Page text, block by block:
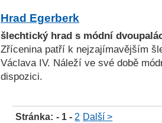
Hrad Egerberk
šlechtický hrad s módní
Zřícenina patří k nejzajímavějším
Václava IV. Náleží ve své době
dispozici.
Stránka: - 1 - 2 Další >